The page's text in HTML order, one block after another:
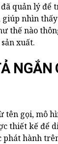
quản lý để
nhìn
thế nào
xuất.
NGẮN
tên gọi, mô
thiết kế để
phát hành